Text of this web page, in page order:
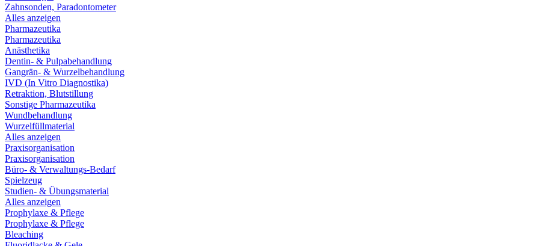
Zahnsonden, Paradontometer
Alles anzeigen
Pharmazeutika
Pharmazeutika
Anästhetika
Dentin- & Pulpabehandlung
Gangrän- & Wurzelbehandlung
IVD (In Vitro Diagnostika)
Retraktion, Blutstillung
Sonstige Pharmazeutika
Wundbehandlung
Wurzelfüllmaterial
Alles anzeigen
Praxisorganisation
Praxisorganisation
Büro- & Verwaltungs-Bedarf
Spielzeug
Studien- & Übungsmaterial
Alles anzeigen
Prophylaxe & Pflege
Prophylaxe & Pflege
Bleaching